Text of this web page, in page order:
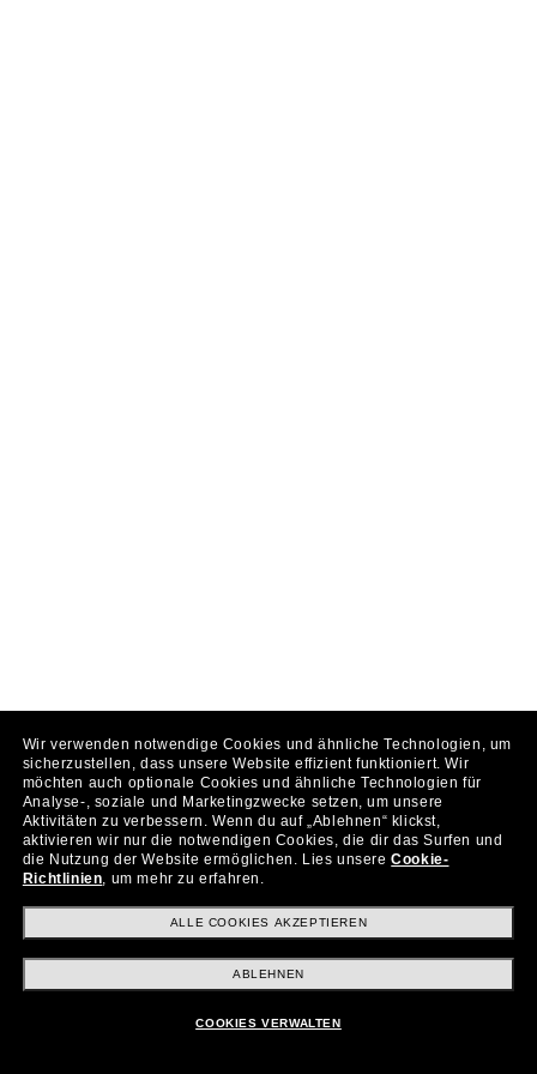
Wir verwenden notwendige Cookies und ähnliche Technologien, um
sicherzustellen, dass unsere Website effizient funktioniert. Wir
möchten auch optionale Cookies und ähnliche Technologien für
Analyse-, soziale und Marketingzwecke setzen, um unsere
Aktivitäten zu verbessern. Wenn du auf „Ablehnen“ klickst,
aktivieren wir nur die notwendigen Cookies, die dir das Surfen und
die Nutzung der Website ermöglichen. Lies unsereCookie-
Richtlinien, um mehr zu erfahren.
ALLE COOKIES AKZEPTIEREN
ABLEHNEN
COOKIES VERWALTEN